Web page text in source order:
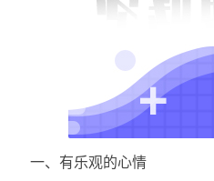
一、有乐观的心情